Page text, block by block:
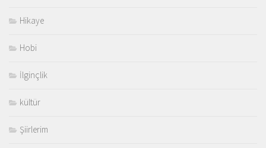
Hikaye
Hobi
İlginçlik
kültür
Şiirlerim